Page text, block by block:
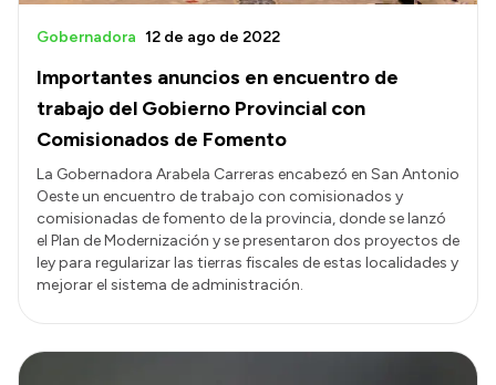
Importantes anuncios en encuentro de
trabajo del Gobierno Provincial con
Comisionados de Fomento
Gobernadora 12 de ago de 2022
La Gobernadora Arabela Carreras encabezó en San Antonio
Oeste un encuentro de trabajo con comisionados y
comisionadas de fomento de la provincia, donde se lanzó
el Plan de Modernización y se presentaron dos proyectos de
ley para regularizar las tierras fiscales de estas localidades y
mejorar el sistema de administración.